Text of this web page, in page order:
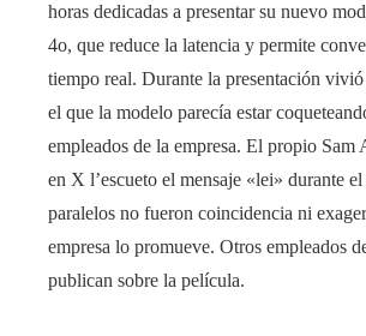
horas dedicadas a presentar su nuevo
4o, que reduce la latencia y permite
tiempo real. Durante la presentación
el que la modelo parecía estar
empleados de la empresa. El propio Sam
en X l’escueto el mensaje «lei» durante
paralelos no fueron coincidencia ni
empresa lo promueve. Otros empleados
publican sobre la película.